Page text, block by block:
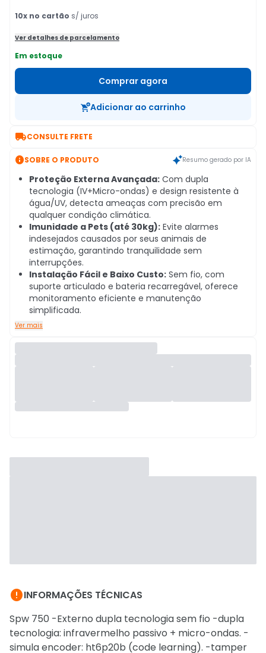
10x no cartão s/ juros
Ver detalhes de parcelamento
Em estoque
Comprar agora
Adicionar ao carrinho
CONSULTE FRETE
SOBRE O PRODUTO Resumo gerado por IA
Proteção Externa Avançada: Com dupla
tecnologia (IV+Micro-ondas) e design resistente à
água/UV, detecta ameaças com precisão em
qualquer condição climática.
Imunidade a Pets (até 30kg): Evite alarmes
indesejados causados por seus animais de
estimação, garantindo tranquilidade sem
interrupções.
Instalação Fácil e Baixo Custo: Sem fio, com
suporte articulado e bateria recarregável, oferece
monitoramento eficiente e manutenção
simplificada.
Ver mais
INFORMAÇÕES TÉCNICAS
Spw 750 -Externo dupla tecnologia sem fio -dupla
tecnologia: infravermelho passivo + micro-ondas. -
simula encoder: ht6p20b (code learning). -tamper